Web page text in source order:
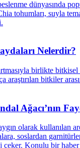
Nelerdir?
Ağacı’nın